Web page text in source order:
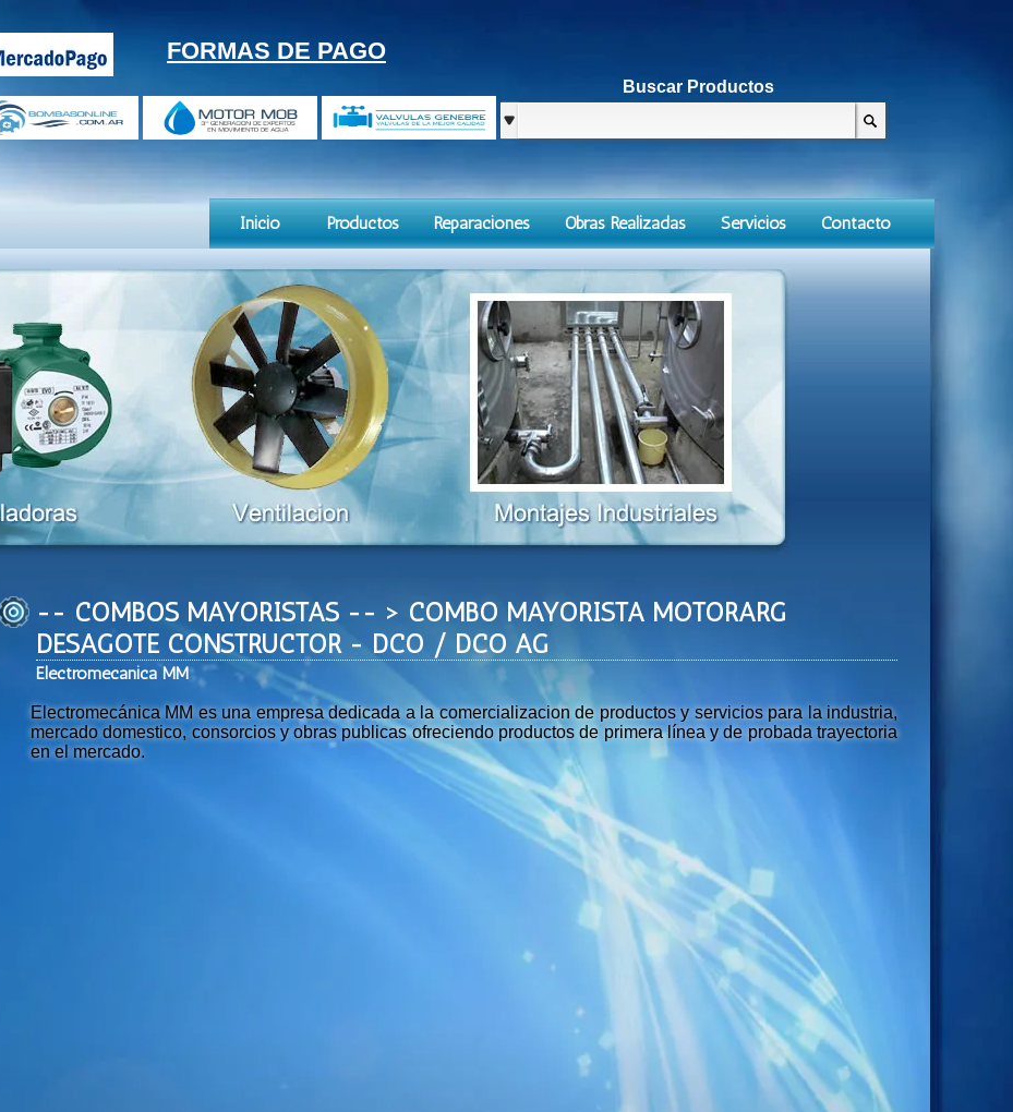
FORMAS DE PAGO
Buscar Productos
Inicio Productos Reparaciones Obras Realizadas Servicios Contacto
-- COMBOS MAYORISTAS -- > COMBO MAYORISTA MOTORARG
DESAGOTE CONSTRUCTOR - DCO / DCO AG
Electromecanica MM
Electromecánica MM es una empresa dedicada a la comercializacion de productos y servicios para la industria,
mercado domestico, consorcios y obras publicas ofreciendo productos de primera línea y de probada trayectoria
en el mercado.